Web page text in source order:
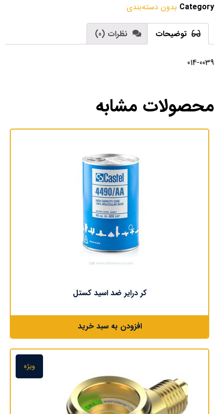
Category بدون دسته‌بندی
توضیحات نظرات (0)
014-0039
محصولات مشابه
کر درایر ضد اسید کستل
افزودن به سبد خرید
ویژه